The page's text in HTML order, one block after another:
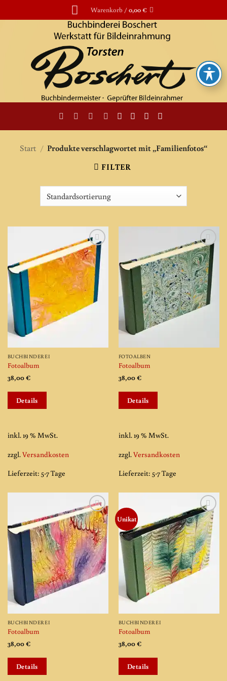
Inhalt
Warenkorb /0,00€
Start / Produkte verschlagwortet mit „Familienfotos“
FILTER
Add to
wishlist
BUCHBINDEREI
Fotoalbum
38,00€
Details
inkl. 19 % MwSt.
zzgl.Versandkosten
Lieferzeit: 5-7 Tage
Add to
wishlist
FOTOALBEN
Fotoalbum
38,00€
Details
inkl. 19 % MwSt.
zzgl.Versandkosten
Lieferzeit: 5-7 Tage
Add to
wishlist
BUCHBINDEREI
Fotoalbum
38,00€
Details
Unikat
Add to
wishlist
BUCHBINDEREI
Fotoalbum
38,00€
Details